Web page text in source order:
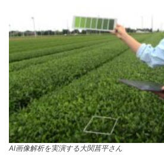
AI画像解析を実演する大関菖平さん